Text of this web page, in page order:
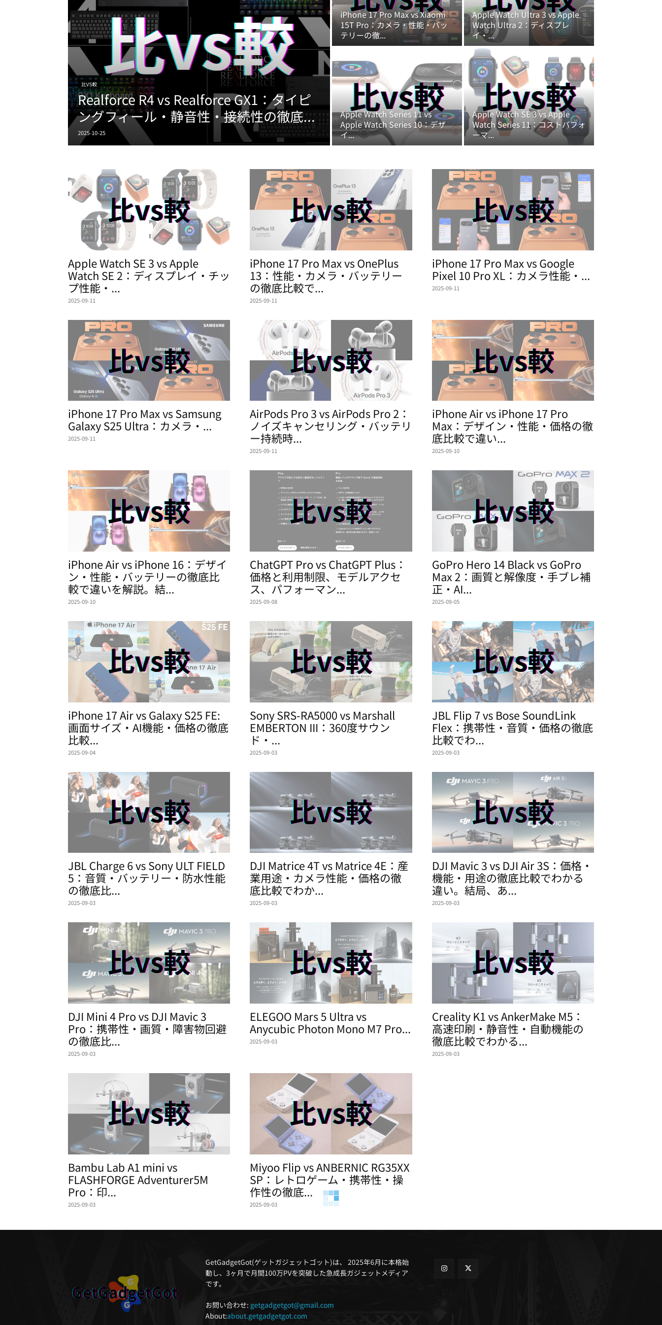
比VS較
Realforce R4 vs Realforce GX1：タイピ
ングフィール・静音性・接続性の徹底...
2025-10-25
iPhone 17 Pro Max vs Xiaomi
15T Pro：カメラ・性能・バッ
テリーの徹...
Apple Watch Ultra 3 vs Apple
Watch Ultra 2：ディスプレ
イ・...
Apple Watch Series 11 vs
Apple Watch Series 10：デザ
イ...
Apple Watch SE 3 vs Apple
Watch Series 11：コストパフォ
ーマ...
Apple Watch SE 3 vs Apple
Watch SE 2：ディスプレイ・チッ
プ性能・...
2025-09-11
iPhone 17 Pro Max vs OnePlus
13：性能・カメラ・バッテリー
の徹底比較で...
2025-09-11
iPhone 17 Pro Max vs Google
Pixel 10 Pro XL：カメラ性能・...
2025-09-11
iPhone 17 Pro Max vs Samsung
Galaxy S25 Ultra：カメラ・...
2025-09-11
AirPods Pro 3 vs AirPods Pro 2：
ノイズキャンセリング・バッテリ
ー持続時...
2025-09-11
iPhone Air vs iPhone 17 Pro
Max：デザイン・性能・価格の徹
底比較で違い...
2025-09-10
iPhone Air vs iPhone 16：デザイ
ン・性能・バッテリーの徹底比
較で違いを解説。結...
2025-09-10
ChatGPT Pro vs ChatGPT Plus：
価格と利用制限、モデルアクセ
ス、パフォーマン...
2025-09-08
GoPro Hero 14 Black vs GoPro
Max 2：画質と解像度・手ブレ補
正・AI...
2025-09-05
iPhone 17 Air vs Galaxy S25 FE:
画面サイズ・AI機能・価格の徹底
比較...
2025-09-04
Sony SRS-RA5000 vs Marshall
EMBERTON III：360度サウン
ド・...
2025-09-03
JBL Flip 7 vs Bose SoundLink
Flex：携帯性・音質・価格の徹底
比較でわ...
2025-09-03
JBL Charge 6 vs Sony ULT FIELD
5：音質・バッテリー・防水性能
の徹底比...
2025-09-03
DJI Matrice 4T vs Matrice 4E：産
業用途・カメラ性能・価格の徹
底比較でわか...
2025-09-03
DJI Mavic 3 vs DJI Air 3S：価格・
機能・用途の徹底比較でわかる
違い。結局、あ...
2025-09-03
DJI Mini 4 Pro vs DJI Mavic 3
Pro：携帯性・画質・障害物回避
の徹底比...
2025-09-03
ELEGOO Mars 5 Ultra vs
Anycubic Photon Mono M7 Pro...
2025-09-03
Creality K1 vs AnkerMake M5：
高速印刷・静音性・自動機能の
徹底比較でわかる...
2025-09-03
Bambu Lab A1 mini vs
FLASHFORGE Adventurer5M
Pro：印...
2025-09-03
Miyoo Flip vs ANBERNIC RG35XX
SP：レトロゲーム・携帯性・操
作性の徹底...
2025-09-03
GetGadgetGot(ゲットガジェットゴット)は、 2025年6月に本格始
動し、3ヶ月で月間100万PVを突破した急成長ガジェットメディア
です。
お問い合わせ: getgadgetgot@gmail.com
About:about.getgadgetgot.com